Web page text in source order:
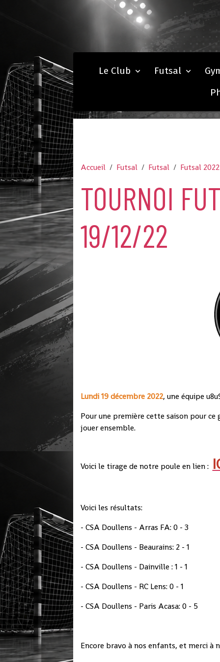
Le Club Futsal
Accueil Futsal Futsal Futsal
TOURNOI
19/12/22
Lundi 19 décembre 2022, une équipe
Pour une première cette saison pour
jouer ensemble.
Voici le tirage de notre poule en lien :
Voici les résultats:
- CSA Doullens - Arras FA: 0 - 3
- CSA Doullens - Beaurains: 2 - 1
- CSA Doullens - Dainville : 1 - 1
- CSA Doullens - RC Lens: 0 - 1
- CSA Doullens - Paris Acasa: 0 - 5
Encore bravo à nos enfants, et merci à